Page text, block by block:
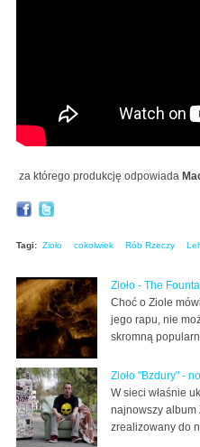
za którego produkcję odpowiada
Tagi: Zioło cokolwiek Rób Rzeczy
Zioło - The
Choć o Ziole
jego rapu, nie
skromną
Zioło "Bzdury" -
W sieci właśnie
najnowszy album
zrealizowany do